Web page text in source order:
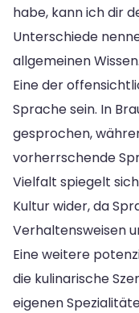
habe, kann ich dir
Unterschiede
allgemeinen Wissen.
Eine der
Sprache sein. In
gesprochen,
vorherrschende
Vielfalt spiegelt
Kultur wider, da
Verhaltensweisen
Eine weitere
die kulinarische
eigenen